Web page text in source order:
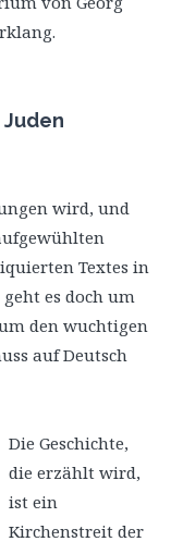
wird, und
Textes in
es doch um
den wuchtigen
auf Deutsch
Die Geschichte,
die erzählt wird,
ist ein
Kirchenstreit der